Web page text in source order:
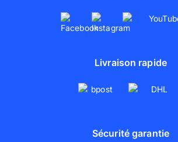
Livraison rapide
Sécurité garantie